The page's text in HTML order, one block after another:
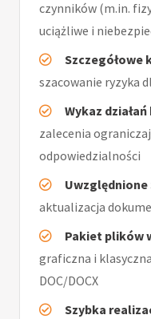
czynników (m.in.
uciążliwe i
Szczegółowe
szacowanie ryzyka
Wykaz
zalecenia
odpowiedzialności
Uwzględnione
aktualizacja
Pakiet plików
graficzna i
DOC/DOCX
Szybka